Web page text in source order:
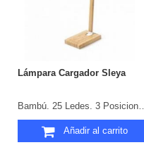
Lámpara Cargador Sleya
Añadir al carrito